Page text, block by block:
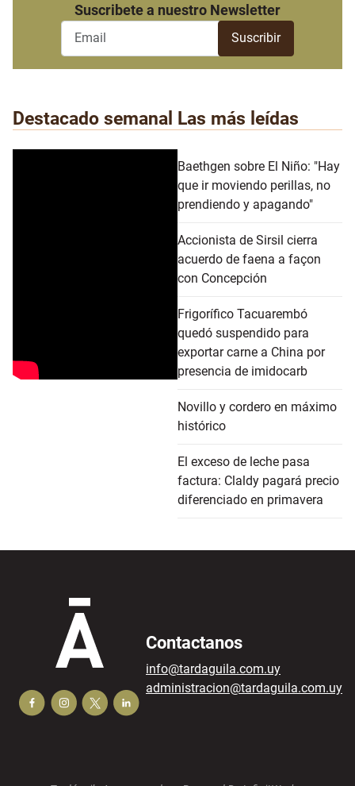
Suscribete a nuestro Newsletter
Destacado semanal Las más leídas
Baethgen sobre El Niño: "Hay
que ir moviendo perillas, no
prendiendo y apagando"
Accionista de Sirsil cierra
acuerdo de faena a façon
con Concepción
Frigorífico Tacuarembó
quedó suspendido para
exportar carne a China por
presencia de imidocarb
Novillo y cordero en máximo
histórico
El exceso de leche pasa
factura: Claldy pagará precio
diferenciado en primavera
Contactanos
info@tardaguila.com.uy
administracion@tardaguila.com.uy